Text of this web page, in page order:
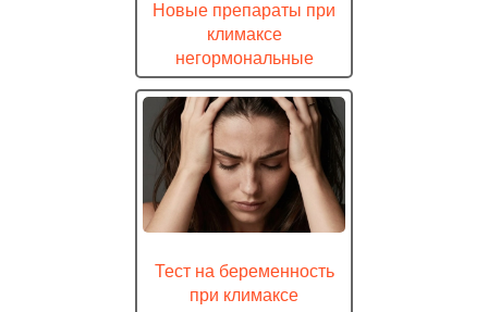
Новые препараты при
климаксе
негормональные
Тест на беременность
при климаксе